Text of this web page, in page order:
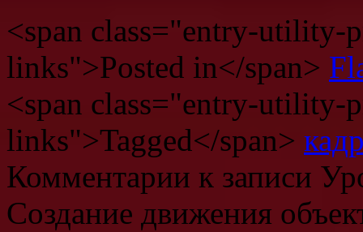
<span class="entry-utility-
links">Posted in</span>
<span class="entry-utility-
links">Tagged</span>
Комментарии к записи
Создание движения